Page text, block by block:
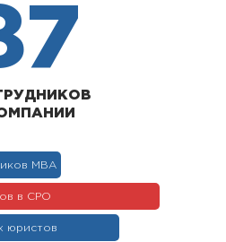
МВА
в СРО
юристов